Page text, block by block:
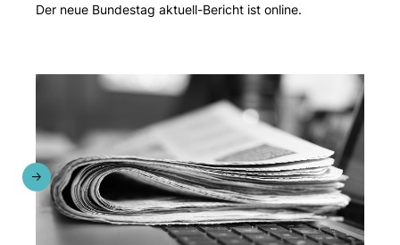
Der neue Bundestag aktuell-Bericht ist online.